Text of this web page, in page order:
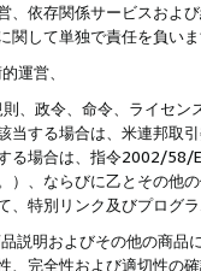
、依存関係サービスおよ
関して単独で責任を負い
運営、
、政令、命令、ライセ
当する場合は、米連邦取
る場合は、指令2002/58/
）、ならびに乙とその他
、特別リンク及びプログ
説明およびその他の商
、完全性および適切性の